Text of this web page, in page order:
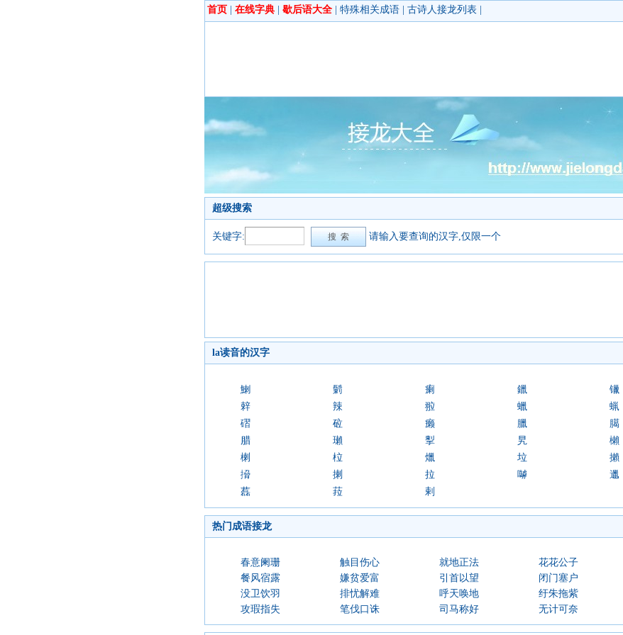
首页 在线字典 歇后语大全 特殊相关成语 古诗人接龙列表
超级搜索
关键字: 请输入要查询的汉字,仅限一个
la读音的汉字
鯻 鬎 瘌 鑞
镴
辢
辣 翋 蠟
蝋
磖
砬 癞 臘
臈
腊
瓎 揧 旯
櫴
楋
柆 爉 垃
攋
搚
揦 拉 嚹
邋
藞
菈 剌
热门成语接龙
春意阑珊 触目伤心 就地正法 花花公子
餐风宿露
嫌贫爱富 引首以望 闭门塞户
没卫饮羽
排忧解难 呼天唤地 纡朱拖紫
攻瑕指失
笔伐口诛 司马称好 无计可奈